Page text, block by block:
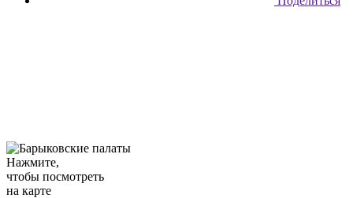
Нажмите,
чтобы посмотреть
на карте